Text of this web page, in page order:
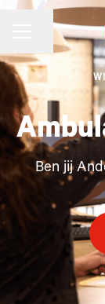
CARRIÈREMENU
Pagina delen
Ben jij